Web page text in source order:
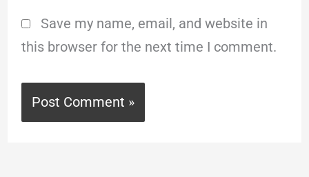
Save my name, email, and website in
this browser for the next time I comment.